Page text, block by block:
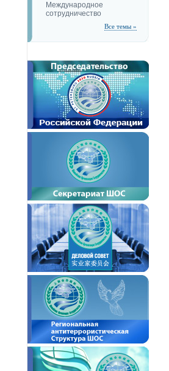
Международное
сотрудничество
Все темы »